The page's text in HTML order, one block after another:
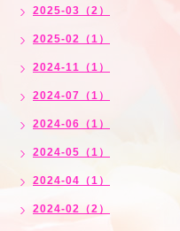
2025-03（2）
2025-02（1）
2024-11（1）
2024-07（1）
2024-06（1）
2024-05（1）
2024-04（1）
2024-02（2）